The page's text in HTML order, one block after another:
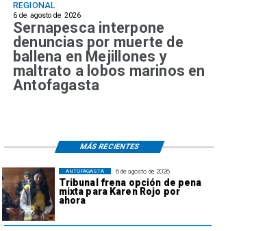
REGIONAL
6 de agosto de 2026
Sernapesca interpone
denuncias por muerte de
ballena en Mejillones y
maltrato a lobos marinos en
Antofagasta
6 de agosto de 2026
Tribunal frena opción de pena
mixta para Karen Rojo por
ahora
ANTOFAGASTA
MÁS RECIENTES